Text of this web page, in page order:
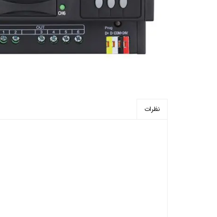
موتور و ریل پرده هوشمند
ماژول های سیستمی
نظرات